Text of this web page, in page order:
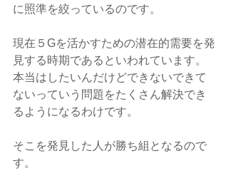
に照準を絞っているのです。
現在５Gを活かすための潜在的需要を発
見する時期であるといわれています。
本当はしたいんだけどできないできて
ないっていう問題をたくさん解決でき
るようになるわけです。
そこを発見した人が勝ち組となるので
す。